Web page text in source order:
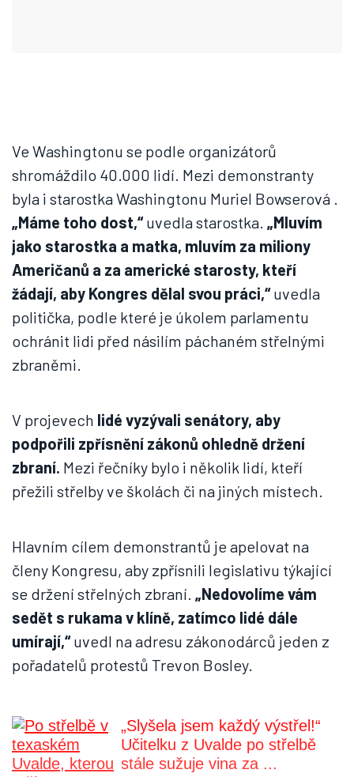
Ve Washingtonu se podle organizátorů
shromáždilo 40.000 lidí. Mezi demonstranty
byla i starostka Washingtonu Muriel Bowserová .
„Máme toho dost,“uvedla starostka. „Mluvím
jako starostka a matka, mluvím za miliony
Američanů a za americké starosty, kteří
žádají, aby Kongres dělal svou práci,“uvedla
politička, podle které je úkolem parlamentu
ochránit lidi před násilím páchaném střelnými
zbraněmi.
V projevech lidé vyzývali senátory, aby
podpořili zpřísnění zákonů ohledně držení
zbraní. Mezi řečníky bylo i několik lidí, kteří
přežili střelby ve školách či na jiných místech.
Hlavním cílem demonstrantů je apelovat na
členy Kongresu, aby zpřísnili legislativu týkající
se držení střelných zbraní. „Nedovolíme vám
sedět s rukama v klíně, zatímco lidé dále
umírají,“uvedl na adresu zákonodárců jeden z
pořadatelů protestů Trevon Bosley.
„Slyšela jsem každý výstřel!“
Učitelku z Uvalde po střelbě
stále sužuje vina za ...